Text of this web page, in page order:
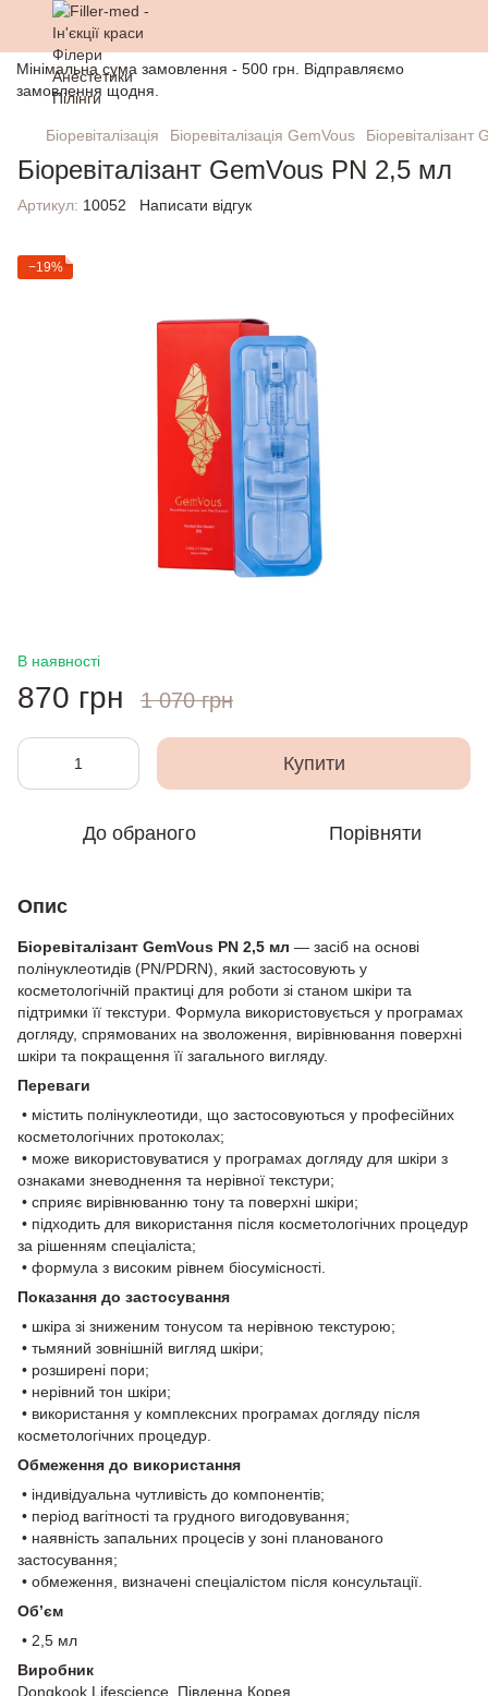
Мінімальна сума замовлення - 500 грн. Відправляємо
замовлення щодня.
Біоревіталізація Біоревіталізація GemVous
Біоревіталізант GemVous PN 2,5 мл
Артикул: 10052 Написати відгук
−19%
В наявності
870 грн 1 070 грн
Купити
До обраного Порівняти
Опис
Біоревіталізант GemVous PN 2,5 мл — засіб на основі
полінуклеотидів (PN/PDRN), який застосовують у
косметологічній практиці для роботи зі станом шкіри та
підтримки її текстури. Формула використовується у програмах
догляду, спрямованих на зволоження, вирівнювання поверхні
шкіри та покращення її загального вигляду.
Переваги
• містить полінуклеотиди, що застосовуються у професійних
косметологічних протоколах;
• може використовуватися у програмах догляду для шкіри з
ознаками зневоднення та нерівної текстури;
• сприяє вирівнюванню тону та поверхні шкіри;
• підходить для використання після косметологічних процедур
за рішенням спеціаліста;
• формула з високим рівнем біосумісності.
Показання до застосування
• шкіра зі зниженим тонусом та нерівною текстурою;
• тьмяний зовнішній вигляд шкіри;
• розширені пори;
• нерівний тон шкіри;
• використання у комплексних програмах догляду після
косметологічних процедур.
Обмеження до використання
• індивідуальна чутливість до компонентів;
• період вагітності та грудного вигодовування;
• наявність запальних процесів у зоні планованого
застосування;
• обмеження, визначені спеціалістом після консультації.
Об’єм
• 2,5 мл
Виробник
Dongkook Lifescience, Південна Корея